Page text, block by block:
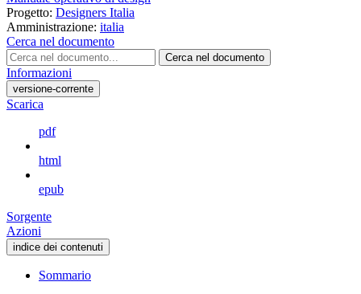
Progetto: Designers Italia
Amministrazione: italia
Cerca nel documento
Cerca nel documento
Informazioni
versione-corrente
Scarica
pdf
html
epub
Sorgente
Azioni
indice dei contenuti
Sommario